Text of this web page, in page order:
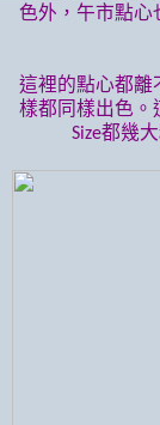
色外，午市點心
這裡的點心都離
樣都同樣出色。
Size都幾